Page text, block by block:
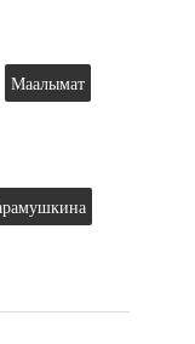
Маалымат